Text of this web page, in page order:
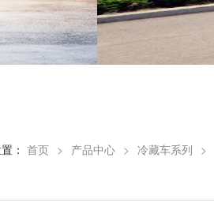
： 首页 > 产品中心 > 冷藏车系列 >